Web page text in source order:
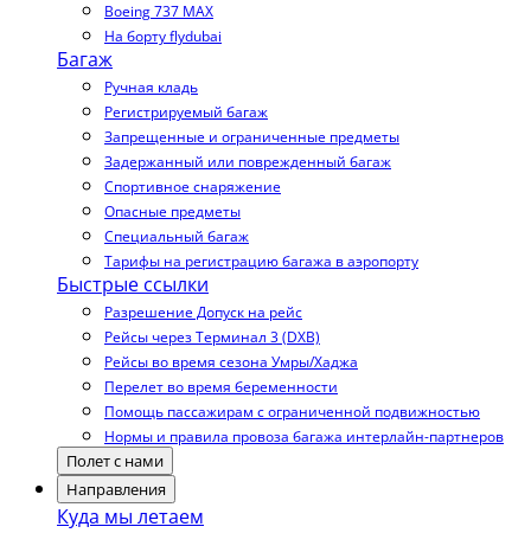
Boeing 737 MAX
На борту flydubai
Багаж
Ручная кладь
Регистрируемый багаж
Запрещенные и ограниченные предметы
Задержанный или поврежденный багаж
Спортивное снаряжение
Опасные предметы
Специальный багаж
Тарифы на регистрацию багажа в аэропорту
Быстрые ссылки
Разрешение Допуск на рейс
Рейсы через Терминал 3 (DXB)
Рейсы во время сезона Умры/Хаджа
Перелет во время беременности
Помощь пассажирам с ограниченной подвижностью
Нормы и правила провоза багажа интерлайн-партнеров
Полет с нами
Направления
Куда мы летаем